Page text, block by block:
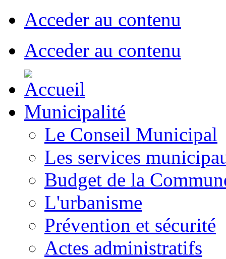
Acceder au contenu
Acceder au contenu
Municipalité
Le Conseil Municipal
Les services
Budget de la
L'urbanisme
Prévention et sécurité
Actes administratifs